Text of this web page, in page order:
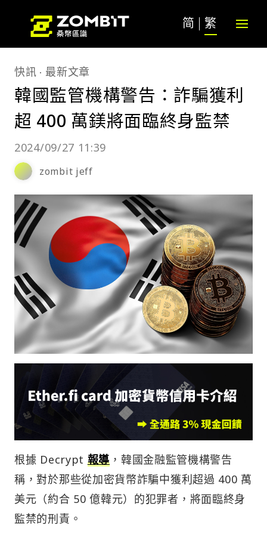
简 繁
快訊 最新文章
韓國監管機構警告：詐騙獲利
超 400 萬鎂將面臨終身監禁
2024/09/27 11:39
zombit jeff
根據 Decrypt 報導 ，韓國金融監管機構警告
稱，對於那些從加密貨幣詐騙中獲利超過 400 萬
美元（約合 50 億韓元）的犯罪者，將面臨終身
監禁的刑責。